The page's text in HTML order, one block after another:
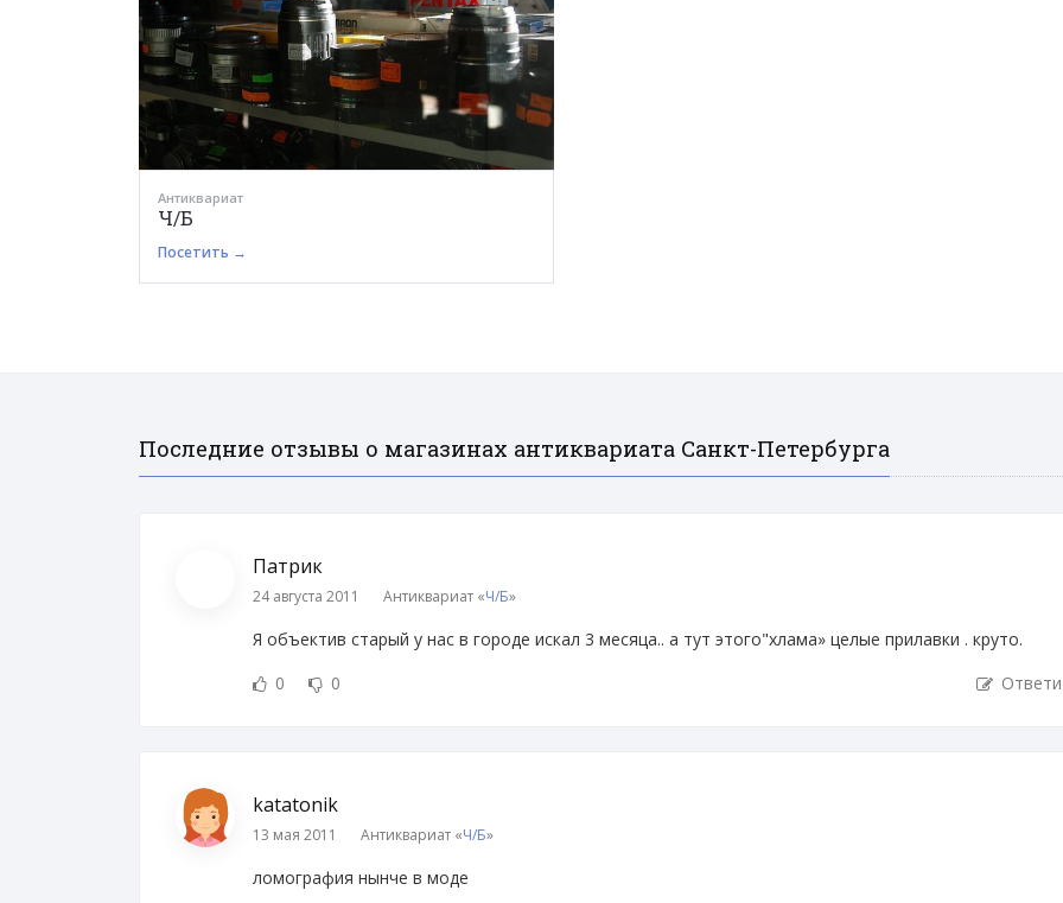
Антиквариат
Ч/Б
Посетить →
Последние отзывы о магазинах антиквариата Санкт-Петербурга
Патрик
24 августа 2011 Антиквариат «Ч/Б»
Я объектив старый у нас в городе искал 3 месяца.. а тут этого"хлама» целые прилавки . круто.
0
0
katatonik
13 мая 2011 Антиквариат «Ч/Б»
ломография нынче в моде